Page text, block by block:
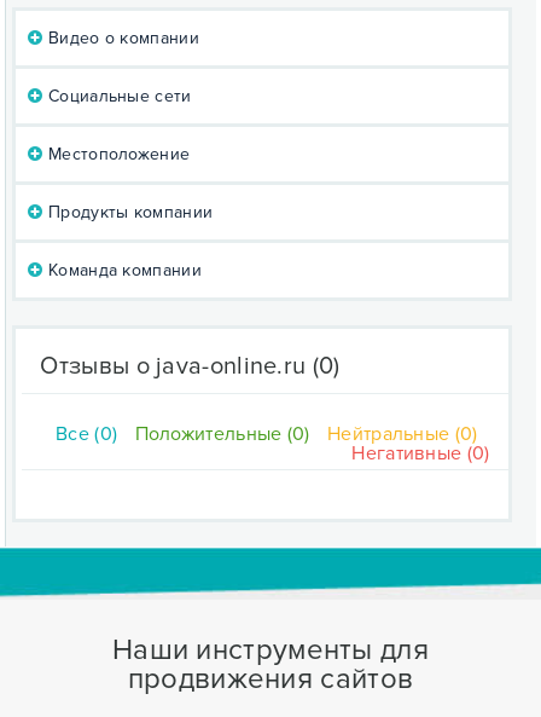
Видео о компании
Социальные сети
Местоположение
Продукты компании
Команда компании
Отзывы о java-online.ru (0)
Все (0) Положительные (0)
Нейтральные (0)
Негативные (0)
Наши инструменты для
продвижения сайтов